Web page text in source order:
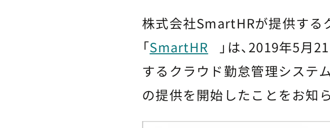
株式会社SmartHRが提供する
「SmartHR
」は、2019年5月
するクラウド勤怠管理システ
の提供を開始したことをお知